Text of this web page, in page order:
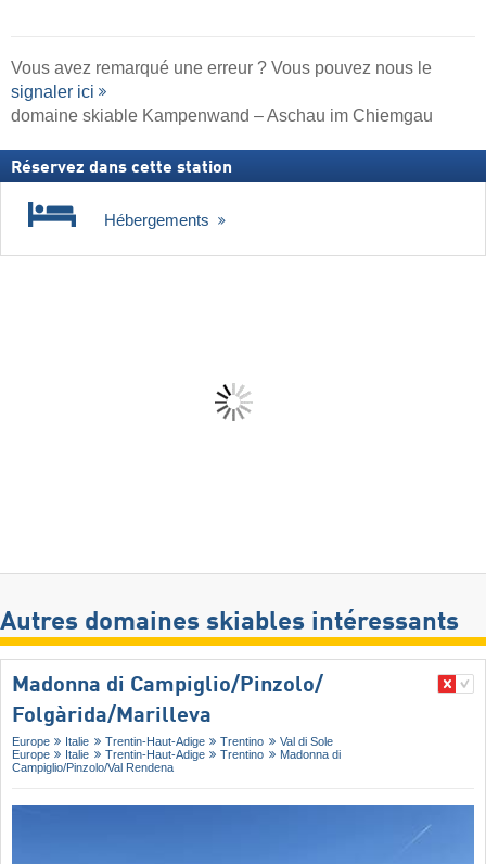
Vous avez remarqué une erreur ? Vous pouvez nous le
signaler ici
domaine skiable Kampenwand – Aschau im Chiemgau
Réservez dans cette station
Hébergements
Autres domaines skiables intéressants
Madonna di Campiglio/​Pinzolo/​
Folgàrida/​Marilleva
Europe Italie Trentin-Haut-Adige Trentino
Val di Sole
Europe
Italie Trentin-Haut-Adige Trentino
Madonna di
Campiglio/​Pinzolo/​Val Rendena